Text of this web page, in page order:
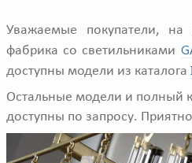
Уважаемые покупатели, на
фабрика со светильниками
доступны модели из каталога
Остальные модели и полный
доступны по запросу.